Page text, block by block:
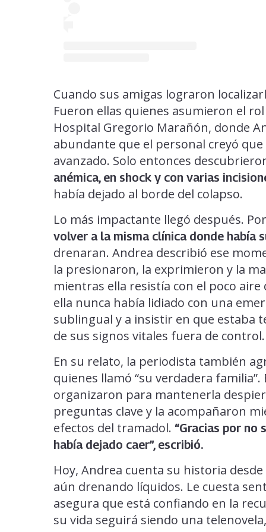
Cuando sus amigas lograron
Fueron ellas quienes asumieron el
Hospital Gregorio Marañón, donde
abundante que el personal creyó
avanzado. Solo entonces
anémica, en shock y con varias
había dejado al borde del colapso.
Lo más impactante llegó después.
volver a la misma clínica donde había
drenaran. Andrea describió ese
la presionaron, la exprimieron y la
mientras ella resistía con el poco aire
ella nunca había lidiado con una
sublingual y a insistir en que estaba
de sus signos vitales fuera de control.
En su relato, la periodista también
quienes llamó “su verdadera
organizaron para mantenerla
preguntas clave y la acompañaron
efectos del tramadol. “Gracias por no
había dejado caer”, escribió.
Hoy, Andrea cuenta su historia
aún drenando líquidos. Le cuesta
asegura que está confiando en la
su vida seguirá siendo una